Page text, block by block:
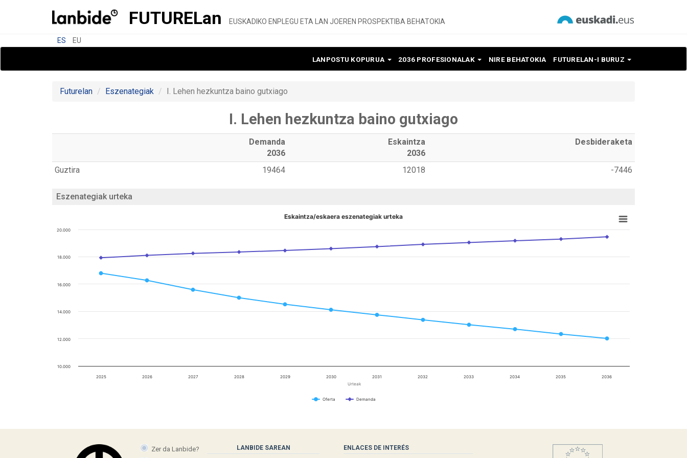
FUTURELan EUSKADIKO ENPLEGU ETA LAN JOEREN PROSPEKTIBA BEHATOKIA
ES EU
LANPOSTU KOPURUA 2036 PROFESIONALAK NIRE BEHATOKIA FUTURELAN-I BURUZ
Futurelan Eszenategiak I. Lehen hezkuntza baino gutxiago
I. Lehen hezkuntza baino gutxiago
Demanda
2036
Eskaintza
2036
Desbideraketa
Guztira 19464 12018 -7446
Eszenategiak urteka
Urteak
Eskaintza/eskaera eszenategiak urteka
Oferta Demanda
2025 2026 2027 2028 2029 2030 2031 2032 2033 2034 2035 2036
10.000
12.000
14.000
16.000
18.000
20.000
Zer da Lanbide? LANBIDE SAREAN ENLACES DE INTERÉS